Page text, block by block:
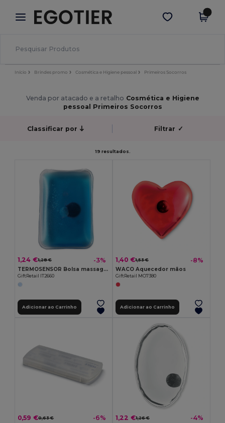
× App Egotier
Melhores preços na app!
Obter app
Início Brindes promo Cosmética e Higiene pessoal Primeiros Socorros
Venda por atacado e a retalho Cosmética e Higiene
pessoal Primeiros Socorros
Classificar por Filtrar ✓
19 resultados.
1,24 €1,28 € -3%
TERMOSENSOR Bolsa massagem de calor
GiftRetail IT2660
Adicionar ao Carrinho
1,40 €1,53 € -8%
WACO Aquecedor mãos
GiftRetail MO7380
Adicionar ao Carrinho
0,59 €0,63 € -6% 1,22 €1,26 € -4%